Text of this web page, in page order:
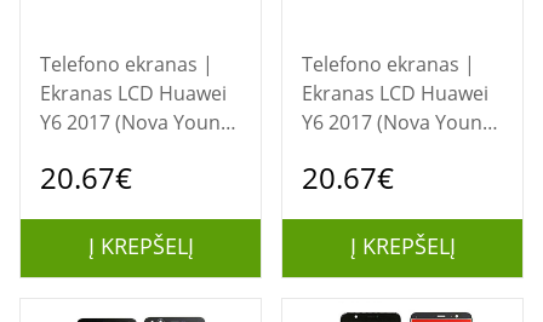
Telefono ekranas |
Ekranas LCD Huawei
Y6 2017 (Nova Young)
(auksinis)
20.67€
Į KREPŠELĮ
Telefono ekranas |
Ekranas LCD Huawei
Y6 2017 (Nova Young)
(baltas)
20.67€
Į KREPŠELĮ